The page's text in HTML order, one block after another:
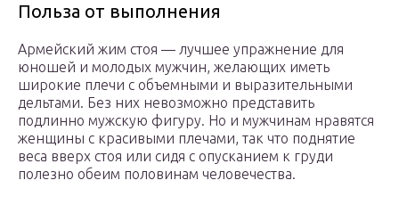
Польза от выполнения
Армейский жим стоя — лучшее упражнение для
юношей и молодых мужчин, желающих иметь
широкие плечи с объемными и выразительными
дельтами. Без них невозможно представить
подлинно мужскую фигуру. Но и мужчинам нравятся
женщины с красивыми плечами, так что поднятие
веса вверх стоя или сидя с опусканием к груди
полезно обеим половинам человечества.